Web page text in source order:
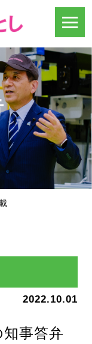
2022.10.01
事答弁